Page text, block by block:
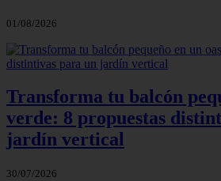
01/08/2026
Transforma tu balcón
verde: 8 propuestas
jardín vertical
30/07/2026